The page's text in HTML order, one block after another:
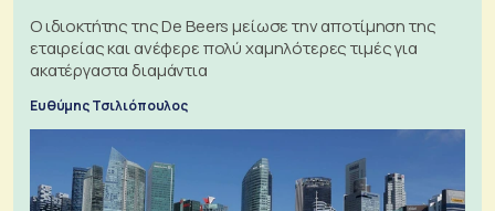
Ο ιδιοκτήτης της De Beers μείωσε την αποτίμηση της
εταιρείας και ανέφερε πολύ χαμηλότερες τιμές για
ακατέργαστα διαμάντια
Ευθύμης Τσιλιόπουλος